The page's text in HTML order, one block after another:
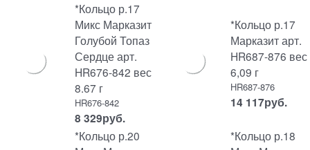
*Кольцо р.17
Микс Марказит
Голубой Топаз
Сердце арт.
HR676-842 вес
8.67 г
HR676-842
8 329руб.
*Кольцо р.17
Марказит арт.
HR687-876 вес
6,09 г
HR687-876
14 117руб.
*Кольцо р.20
*Кольцо р.18